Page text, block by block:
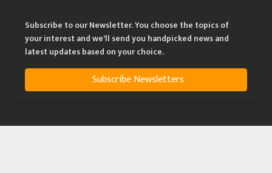
Subscribe to our Newsletter. You choose the topics of
your interest and we'll send you handpicked news and
latest updates based on your choice.
Subscribe Newsletters